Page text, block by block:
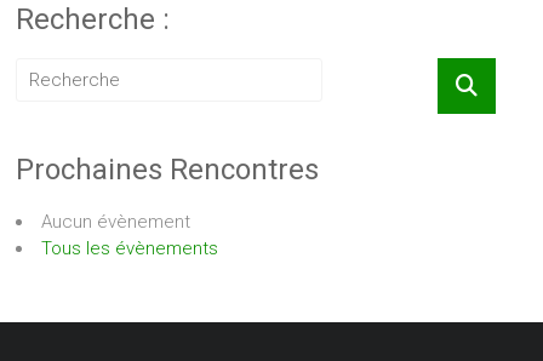
Recherche :
Prochaines Rencontres
Aucun évènement
Tous les évènements